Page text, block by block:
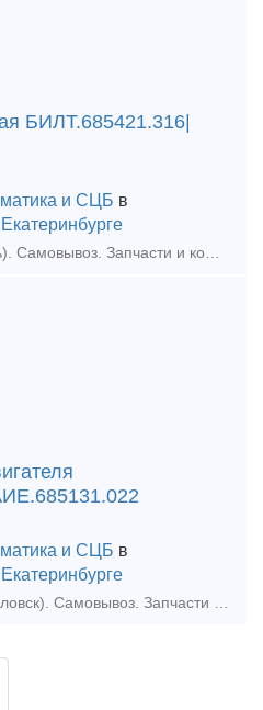
БИЛТ.685421.316|
и СЦБ в
Екатеринбурге
и СЦБ в
Екатеринбурге